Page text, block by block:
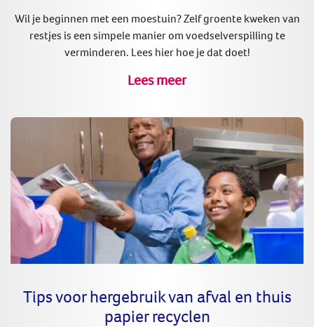
Wil je beginnen met een moestuin? Zelf groente kweken van
restjes is een simpele manier om voedselverspilling te
verminderen. Lees hier hoe je dat doet!
Lees meer
Tips voor hergebruik van afval en thuis
papier recyclen